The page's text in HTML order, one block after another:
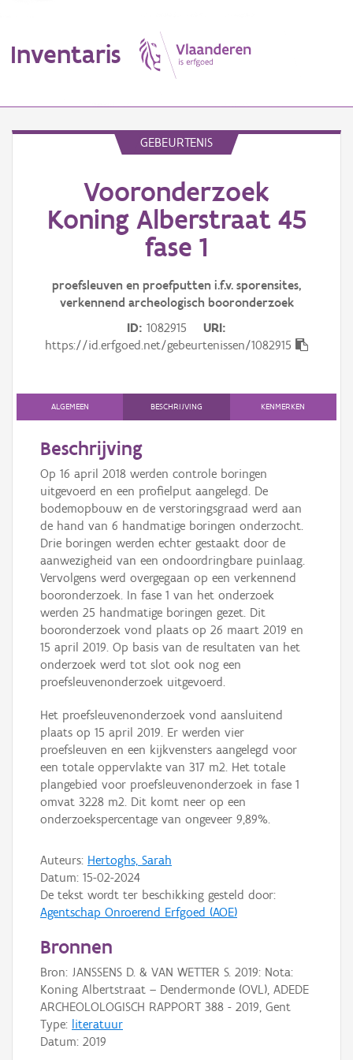
Inventaris
Aanduidingsobject
Downloads
GEBEURTENIS
Vooronderzoek
Koning Alberstraat 45
fase 1
proefsleuven en proefputten i.f.v. sporensites,
verkennend archeologisch booronderzoek
ID 1082915
URI
https://id.erfgoed.net/gebeurtenissen/1082915
ALGEMEEN BESCHRIJVING KENMERKEN
Beschrijving
Op 16 april 2018 werden controle boringen
uitgevoerd en een profielput aangelegd. De
bodemopbouw en de verstoringsgraad werd aan
de hand van 6 handmatige boringen onderzocht.
Drie boringen werden echter gestaakt door de
aanwezigheid van een ondoordringbare puinlaag.
Vervolgens werd overgegaan op een verkennend
booronderzoek. In fase 1 van het onderzoek
werden 25 handmatige boringen gezet. Dit
booronderzoek vond plaats op 26 maart 2019 en
15 april 2019. Op basis van de resultaten van het
onderzoek werd tot slot ook nog een
proefsleuvenonderzoek uitgevoerd.
Het proefsleuvenonderzoek vond aansluitend
plaats op 15 april 2019. Er werden vier
proefsleuven en een kijkvensters aangelegd voor
een totale oppervlakte van 317 m2. Het totale
plangebied voor proefsleuvenonderzoek in fase 1
omvat 3228 m2. Dit komt neer op een
onderzoekspercentage van ongeveer 9,89%.
Auteurs: Hertoghs, Sarah
Datum: 15-02-2024
De tekst wordt ter beschikking gesteld door:
Agentschap Onroerend Erfgoed (AOE)
Bronnen
Bron: JANSSENS D. & VAN WETTER S. 2019: Nota:
Koning Albertstraat – Dendermonde (OVL), ADEDE
ARCHEOLOLOGISCH RAPPORT 388 - 2019, Gent
Type: literatuur
Datum: 2019